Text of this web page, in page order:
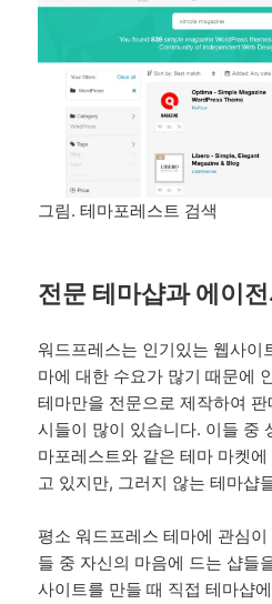
그림. 테마포레스트 검색
전문 테마샵과 에이전
워드프레스는 인기있는 웹사이
마에 대한 수요가 많기 때문에
테마만을 전문으로 제작하여
시들이 많이 있습니다. 이들 중
마포레스트와 같은 테마 마켓
고 있지만, 그러지 않는 테마샵
평소 워드프레스 테마에 관심
들 중 자신의 마음에 드는 샵들
사이트를 만들 때 직접 테마샵